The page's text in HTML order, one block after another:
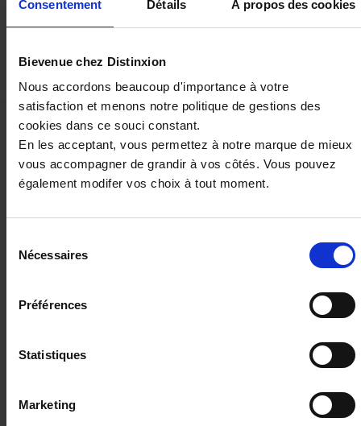
Consentement Détails À propos des cookies
Bievenue chez Distinxion
Nous accordons beaucoup d'importance à votre
satisfaction et menons notre politique de gestions des
cookies dans ce souci constant.
En les acceptant, vous permettez à notre marque de mieux
vous accompagner de grandir à vos côtés. Vous pouvez
également modifer vos choix à tout moment.
Nécessaires
Préférences
Statistiques
Marketing
Demander un devis
Ces véhicules pourraient vous
intéresser
1.5 L Hybrid+ 195 ch Luxury